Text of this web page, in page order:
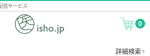
信サービス
0
詳細検索